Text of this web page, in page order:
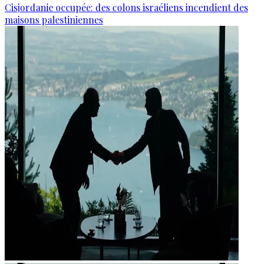
Cisjordanie occupée: des colons israéliens incendient des
maisons palestiniennes